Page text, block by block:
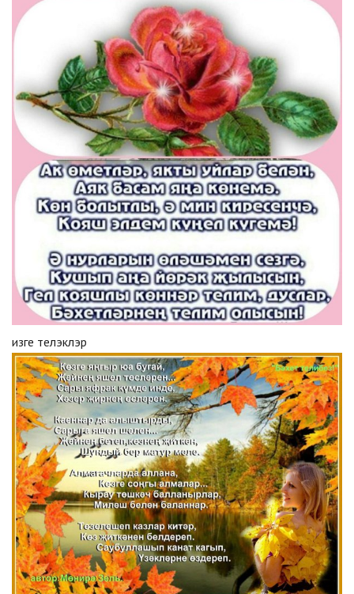
изге телэклэр